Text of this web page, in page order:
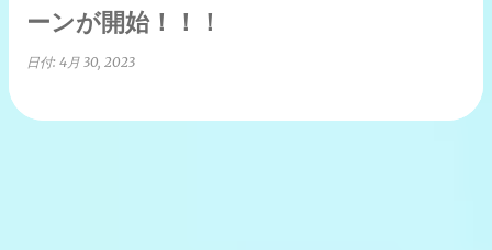
ーンが開始！！！
日付: 4月 30, 2023